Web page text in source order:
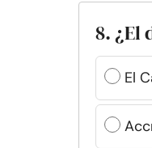
8. ¿El
El